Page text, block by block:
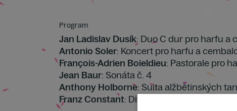
Program
Jan Ladislav Dusík: Duo C dur pro harfu a
Antonio Soler: Koncert pro harfu a
François-Adrien Boieldieu: Pastorale pro
Jean Baur: Sonáta č. 4
Anthony Holborne: Suita alžbětinských
Franz Constant: Divertimento pro žesťové